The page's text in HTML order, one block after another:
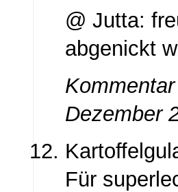
@ Jutta:
abgenickt
Dezember
Für